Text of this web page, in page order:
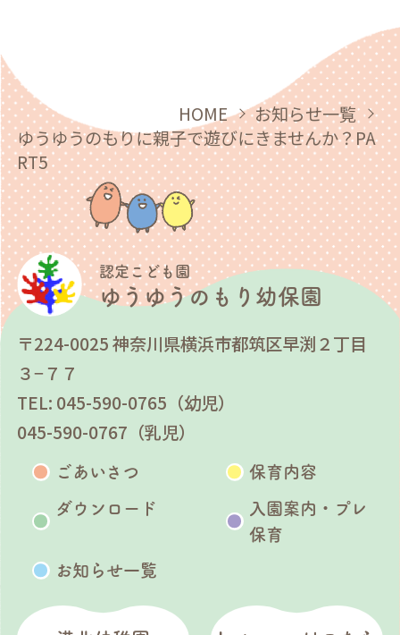
HOME
お知らせ一覧
ゆうゆうのもりに親子で遊びにきませんか？PA
RT5
認定こども園
ゆうゆうのもり幼保園
〒224-0025 神奈川県横浜市都筑区早渕２丁目
３−７７
TEL: 045-590-0765（幼児）
045-590-0767（乳児）
ごあいさつ 保育内容
ダウンロード
入園案内・プレ
保育
お知らせ一覧